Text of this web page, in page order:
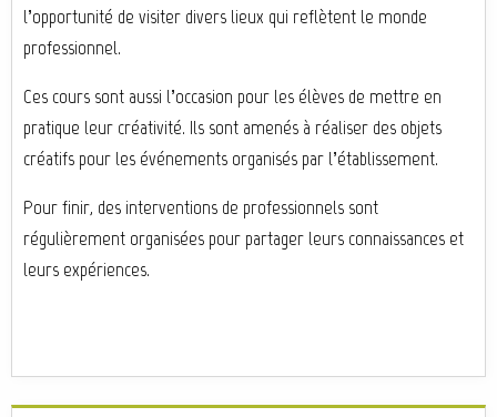
l’opportunité de visiter divers lieux qui reflètent le monde
professionnel.
Ces cours sont aussi l’occasion pour les élèves de mettre en
pratique leur créativité. Ils sont amenés à réaliser des objets
créatifs pour les événements organisés par l’établissement.
Pour finir, des interventions de professionnels sont
régulièrement organisées pour partager leurs connaissances et
leurs expériences.